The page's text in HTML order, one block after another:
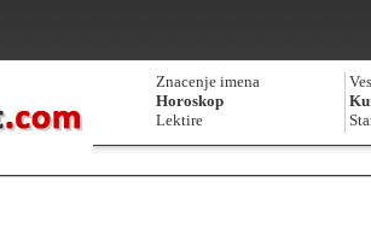
Znacenje imena
Horoskop
Lektire